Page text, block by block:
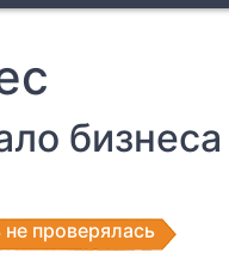
бизнеса
проверялась